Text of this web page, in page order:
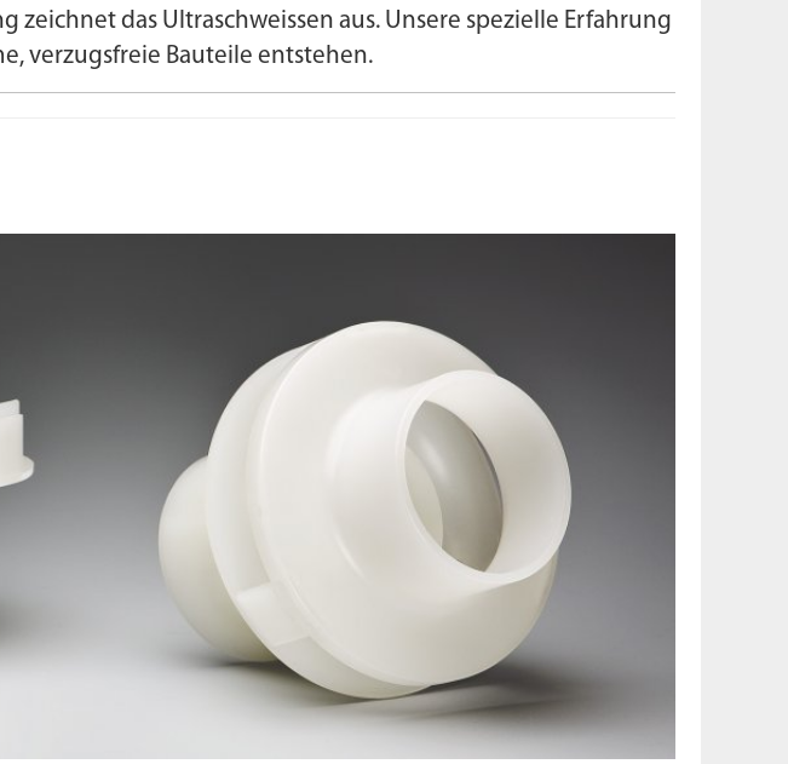
das Ultraschweissen aus. Unsere spezielle Erfahrung
verzugsfreie Bauteile entstehen.